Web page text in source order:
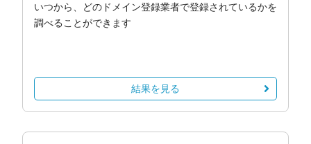
いつから、どのドメイン登録業者で登録されているかを
調べることができます
結果を見る